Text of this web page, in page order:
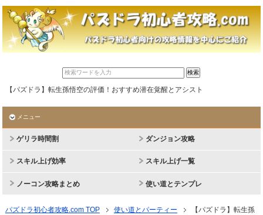
【パズドラ】転生孫悟空の評価！おすすめ潜在覚醒とアシスト
メニュー
ゲリラ時間割 ダンジョン攻略
スキル上げ効率 スキル上げ一覧
ノーコン攻略まとめ 使い道とテンプレ
パズドラ初心者攻略.com TOP 使い道とパーティー
【パズドラ】転生孫